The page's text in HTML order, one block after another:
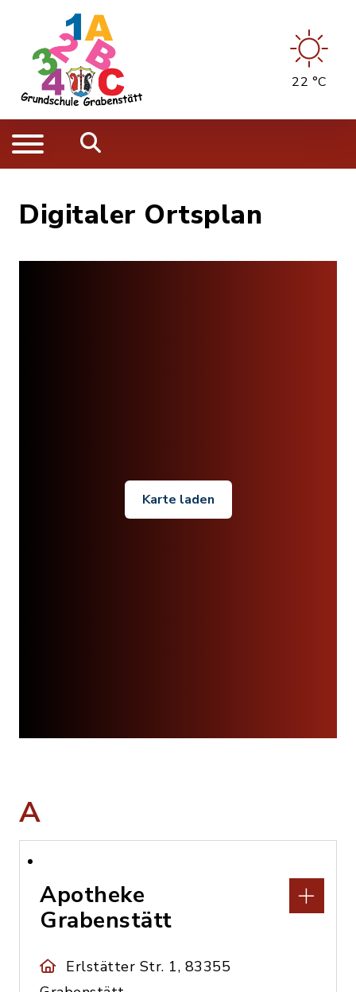
22 °C
Digitaler Ortsplan
Karte laden
A
Apotheke
Grabenstätt
Erlstätter Str. 1, 83355